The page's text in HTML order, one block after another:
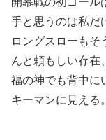
手と思うのは私だ
ロングスローもそ
んと頼もしい存在、
福の神でも背中に
キーマンに見える。